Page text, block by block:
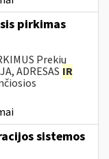
pirkimas
Prekių
ADRESAS IR
sistemos